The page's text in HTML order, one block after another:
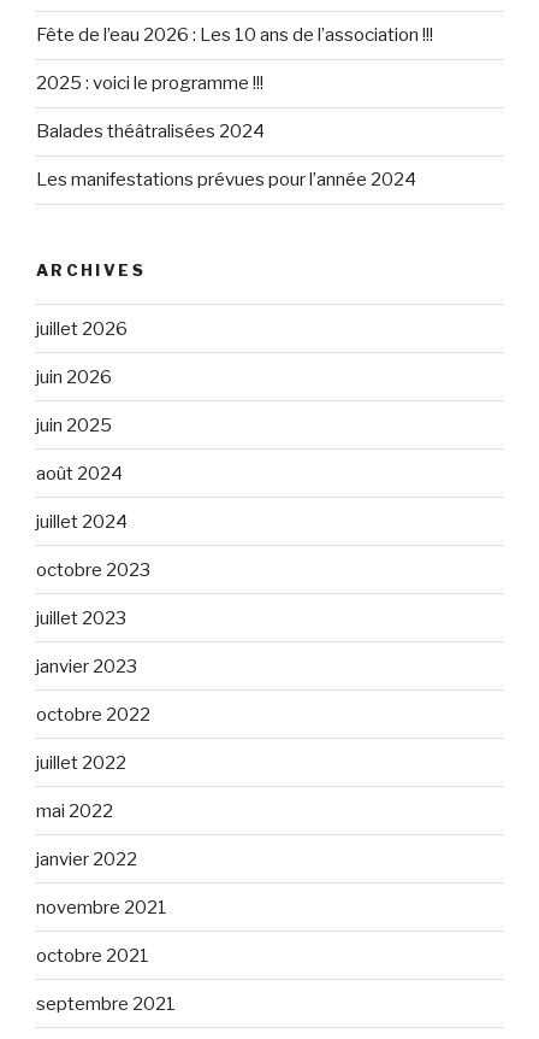
Fête de l’eau 2026 : Les 10 ans de l’association !!!
2025 : voici le programme !!!
Balades théâtralisées 2024
Les manifestations prévues pour l’année 2024
ARCHIVES
juillet 2026
juin 2026
juin 2025
août 2024
juillet 2024
octobre 2023
juillet 2023
janvier 2023
octobre 2022
juillet 2022
mai 2022
janvier 2022
novembre 2021
octobre 2021
septembre 2021